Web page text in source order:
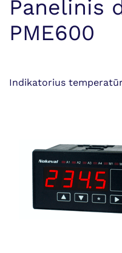
Panelinis
PME600
Indikatorius